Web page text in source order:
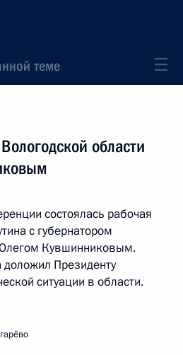
теме
области
состоялась рабочая
с губернатором
Кувшинниковым.
доложил Президенту
ситуации в области.